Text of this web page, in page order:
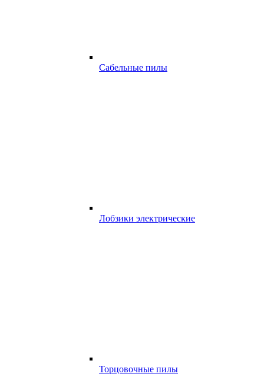
Сабельные пилы
Лобзики электрические
Торцовочные пилы